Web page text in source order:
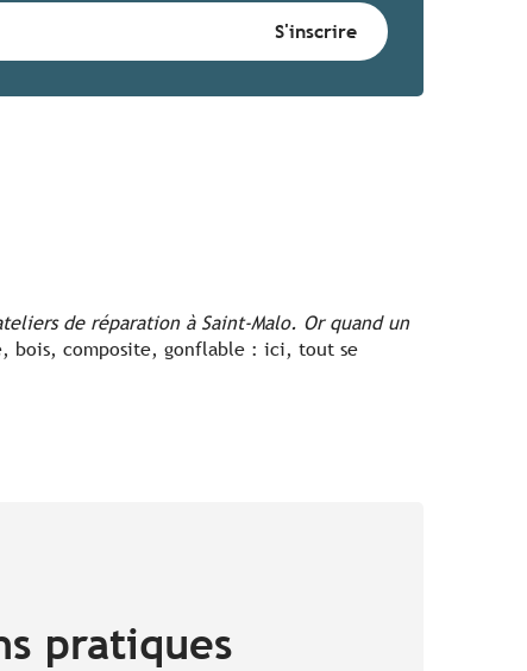
de réparation à Saint-Malo. Or quand un
bois, composite, gonflable : ici, tout se
pratiques